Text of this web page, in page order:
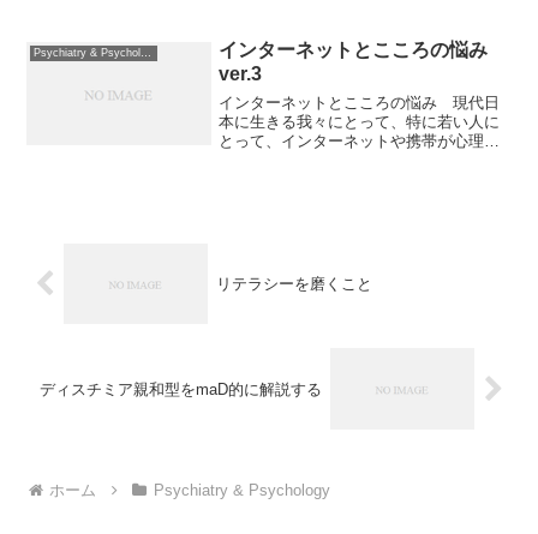
こ十年くらいの社会の変化は情報化と少
子高齢化で説明される傾向...
インターネットとこころの悩み
ver.3
インターネットとこころの悩み 現代日
本に生きる我々にとって、特に若い人に
とって、インターネットや携帯が心理的
リテラシーを磨くこと
ディスチミア親和型をmaD的に解説する
ホーム Psychiatry & Psychology